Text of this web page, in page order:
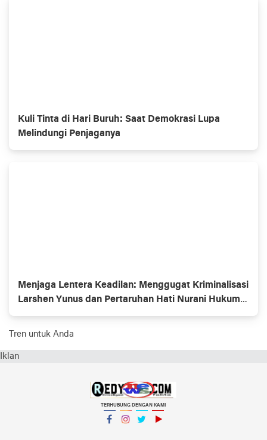
Kuli Tinta di Hari Buruh: Saat Demokrasi Lupa
Melindungi Penjaganya
Menjaga Lentera Keadilan: Menggugat Kriminalisasi
Larshen Yunus dan Pertaruhan Hati Nurani Hukum
di PN Jakarta Selatan
Tren untuk Anda
Iklan
TERHUBUNG DENGAN KAMI